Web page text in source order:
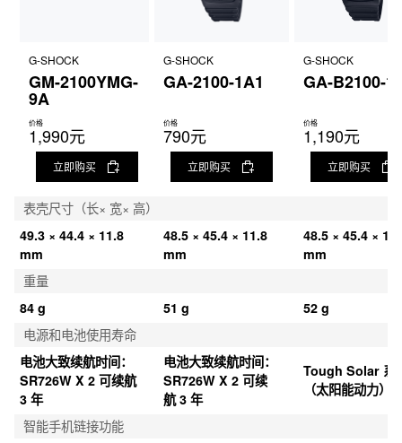
G-SHOCK
GM-2100YMG-
9A
价格
1,990元
立即购买
G-SHOCK
GA-2100-1A1
价格
790元
立即购买
G-SHOCK
GA-B2100-
价格
1,190元
立即购买
表壳尺寸（长× 宽× 高）
49.3 × 44.4 × 11.8
mm
48.5 × 45.4 × 11.8
mm
48.5 × 45.4 ×
mm
重量
84 g
51 g
52 g
电源和电池使用寿命
电池大致续航时间：
SR726W X 2 可续航
3 年
电池大致续航时间：
SR726W X 2 可续
航 3 年
Tough Solar 系
（太阳能动力）
智能手机链接功能